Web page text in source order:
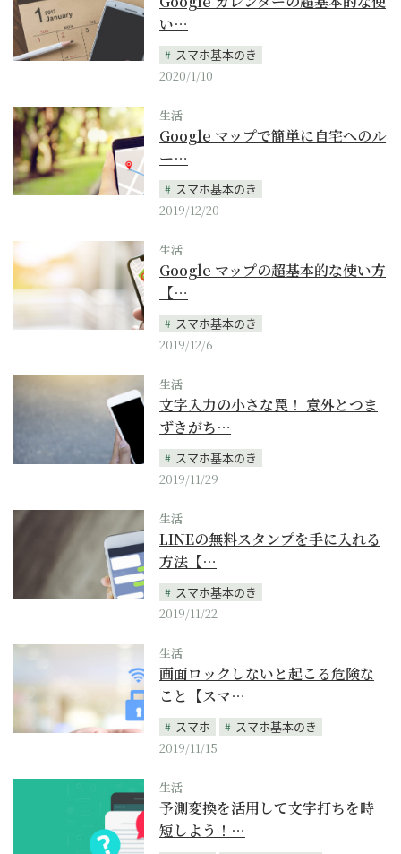
い…
スマホ基本のき
2020/1/10
生活
Google マップで簡単に自宅へのル
ー…
スマホ基本のき
2019/12/20
生活
Google マップの超基本的な使い方
【…
スマホ基本のき
2019/12/6
生活
文字入力の小さな罠！ 意外とつま
ずきがち…
スマホ基本のき
2019/11/29
生活
LINEの無料スタンプを手に入れる
方法【…
スマホ基本のき
2019/11/22
生活
画面ロックしないと起こる危険な
こと【スマ…
スマホ
スマホ基本のき
2019/11/15
生活
予測変換を活用して文字打ちを時
短しよう！…